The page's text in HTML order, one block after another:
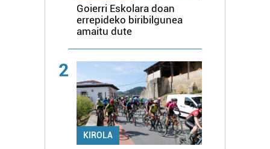
Goierri Eskolara doan
errepideko biribilgunea
amaitu dute
2
KIROLA